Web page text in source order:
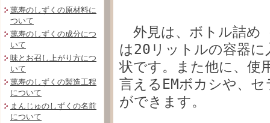
萬寿のしずくの原材料に
ついて
萬寿のしずくの成分につ
いて
味とお召し上がり方につ
いて
萬寿のしずくの製造工程
について
まんじゅのしずくの名前
について
外見は、ボトル詰め
は20リットルの容器
状です。また他に、使
言えるEMボカシや、
ができます。